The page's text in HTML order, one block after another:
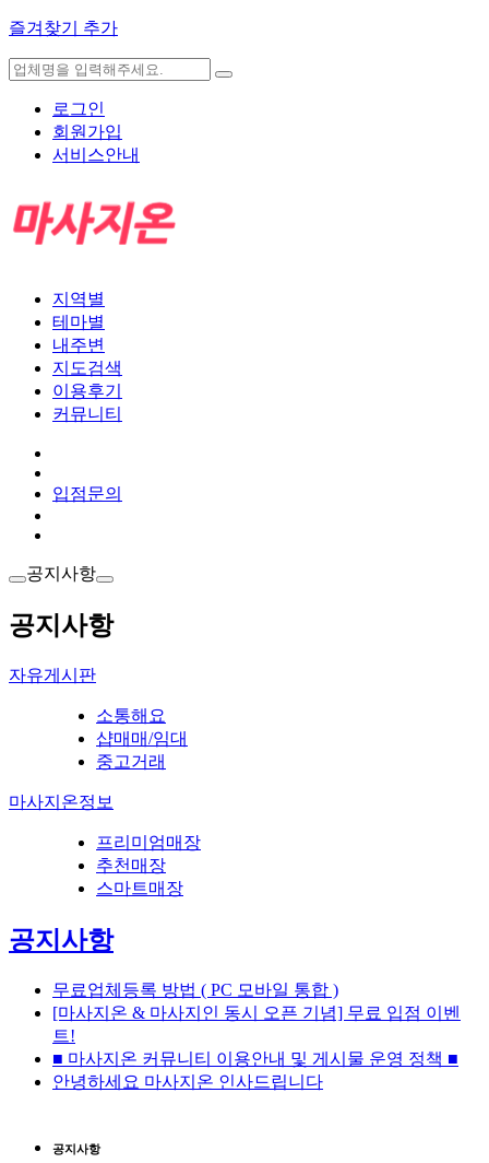
즐겨찾기 추가
로그인
회원가입
서비스안내
지역별
테마별
내주변
지도검색
이용후기
커뮤니티
입점문의
공지사항
공지사항
자유게시판
소통해요
샵매매/임대
중고거래
마사지온정보
프리미엄매장
추천매장
스마트매장
공지사항
무료업체등록 방법 ( PC 모바일 통합 )
[마사지온 & 마사지인 동시 오픈 기념] 무료 입점 이벤
트!
■ 마사지온 커뮤니티 이용안내 및 게시물 운영 정책 ■
안녕하세요 마사지온 인사드립니다
공지사항